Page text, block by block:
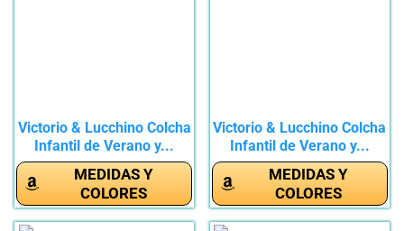
Victorio & Lucchino Colcha
Infantil de Verano y...
MEDIDAS Y
COLORES
Victorio & Lucchino Colcha
Infantil de Verano y...
MEDIDAS Y
COLORES